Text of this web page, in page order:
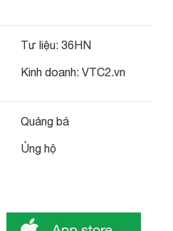
Tư liệu: 36HN
Kinh doanh: VTC2.vn
Quảng bá
Ủng hộ